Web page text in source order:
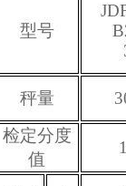
型号
秤量
检定分度
值